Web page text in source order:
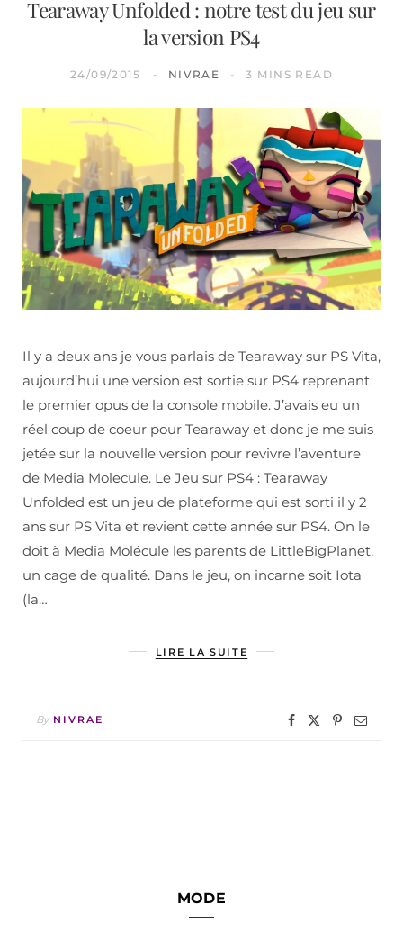
Tearaway Unfolded : notre test du jeu sur
la version PS4
24/09/2015 NIVRAE 3 MINS READ
Il y a deux ans je vous parlais de Tearaway sur PS Vita,
aujourd’hui une version est sortie sur PS4 reprenant
le premier opus de la console mobile. J’avais eu un
réel coup de coeur pour Tearaway et donc je me suis
jetée sur la nouvelle version pour revivre l’aventure
de Media Molecule. Le Jeu sur PS4 : Tearaway
Unfolded est un jeu de plateforme qui est sorti il y 2
ans sur PS Vita et revient cette année sur PS4. On le
doit à Media Molécule les parents de LittleBigPlanet,
un cage de qualité. Dans le jeu, on incarne soit Iota
(la…
LIRE LA SUITE
By NIVRAE
MODE